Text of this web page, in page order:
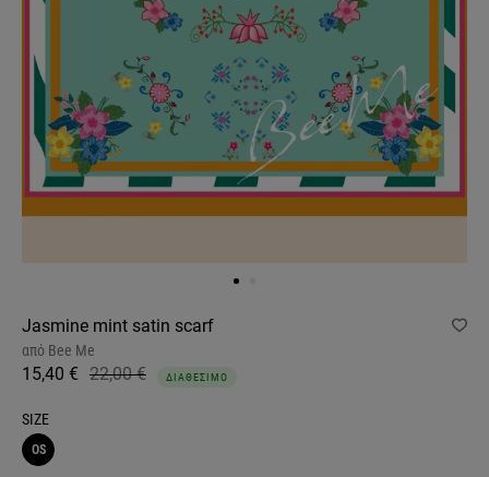
Jasmine mint satin scarf
από Bee Me
15,40 € 22,00 € ΔΙΑΘΕΣΙΜΟ
SIZE
OS